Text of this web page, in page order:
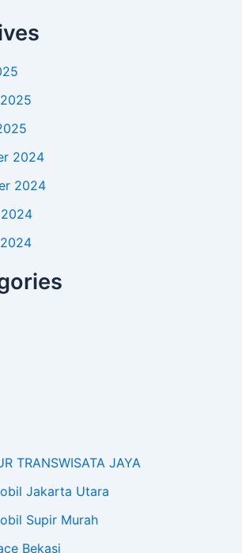
2024
2024
TRANSWISATA JAYA
Jakarta Utara
Supir Murah
Bekasi